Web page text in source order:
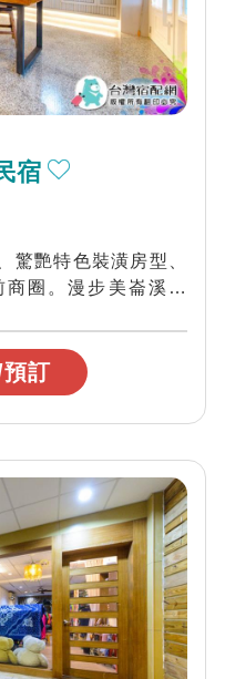
宿
驚艷特色裝潢房型、
圈。漫步美崙溪河
訂